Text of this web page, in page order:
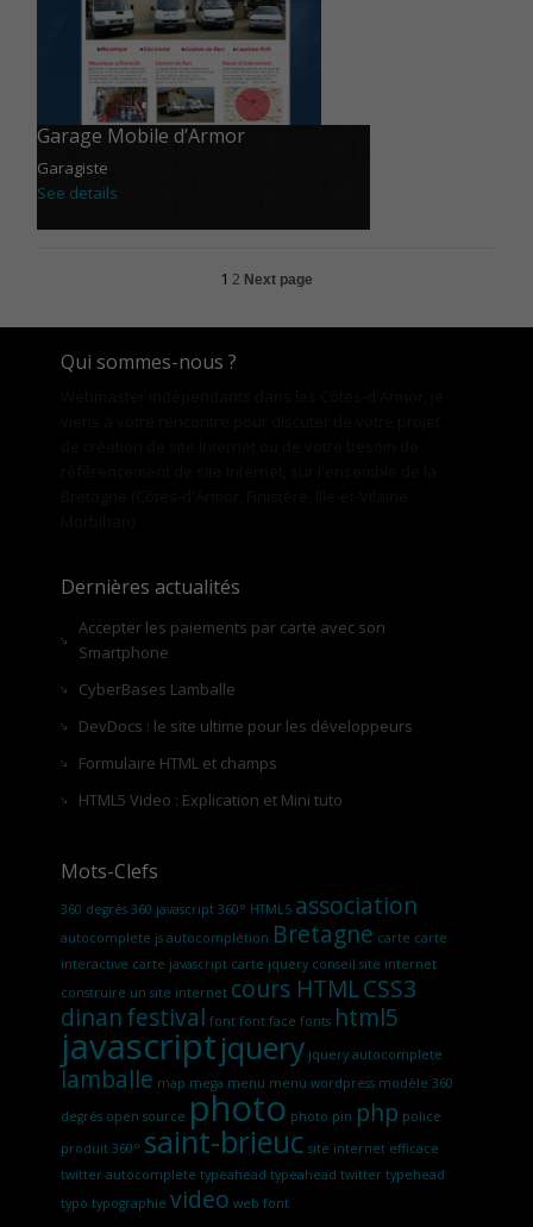
Garage Mobile d’Armor
Garagiste
See details
1 2 Next page
Qui sommes-nous ?
Dernières actualités
Accepter les paiements par carte avec son
Smartphone
CyberBases Lamballe
DevDocs : le site ultime pour les développeurs
Formulaire HTML et champs
HTML5 Video : Explication et Mini tuto
Mots-Clefs
360 degrés 360 javascript 360° HTML5 association
autocomplete js autocomplétion Bretagne carte carte
interactive carte javascript carte jquery conseil site internet
construire un site internet cours HTMLCSS3
dinanfestival font font face fonts html5
javascriptjquery jquery autocomplete
lamballe map mega menu menu wordpress modèle 360
degrés open source photo photo pin php police
produit 360° saint-brieuc site internet efficace
twitter autocomplete typeahead typeahead twitter typehead
typo typographie video web font